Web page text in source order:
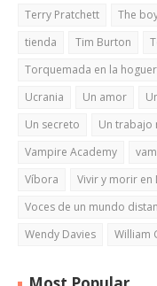
Terry Pratchett
The
tienda
Tim Burton
Torquemada en la
Ucrania
Un amor
Un secreto
Un trabajo
Vampire Academy
Víbora
Vivir y morir en
Voces de un mundo
Wendy Davies
William